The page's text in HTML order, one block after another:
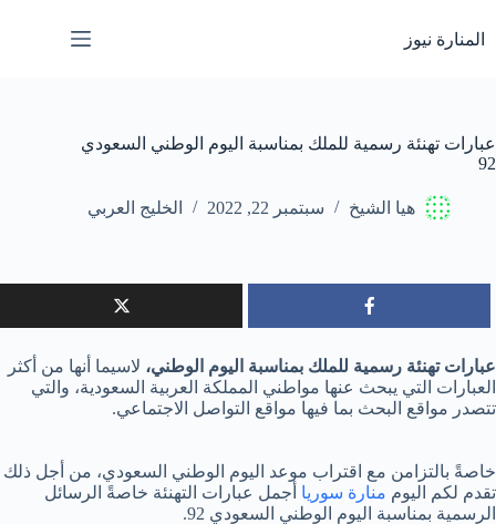
إلى
المحتوى
المنارة نيوز
عبارات تهنئة رسمية للملك بمناسبة اليوم الوطني السعودي
92
هيا الشيخ سبتمبر 22, 2022 الخليج العربي
عبارات تهنئة رسمية للملك بمناسبة اليوم الوطني، لاسيما أنها من أكثر
العبارات التي يبحث عنها مواطني المملكة العربية السعودية، والتي
تتصدر مواقع البحث بما فيها مواقع التواصل الاجتماعي.
خاصةً بالتزامن مع اقتراب موعد اليوم الوطني السعودي، من أجل ذلك
تقدم لكم اليوم منارة سوريا أجمل عبارات التهنئة خاصةً الرسائل
الرسمية بمناسبة اليوم الوطني السعودي 92.